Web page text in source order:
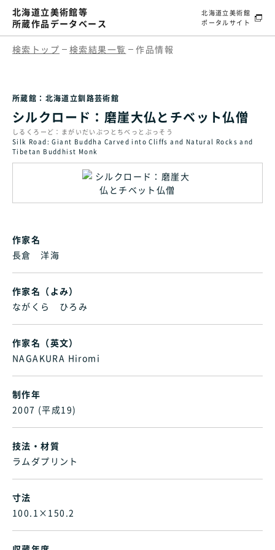
北海道立美術館等
所蔵作品データベース
北海道立美術館
ポータルサイト
検索トップ 検索結果一覧 作品情報
所蔵館：北海道立釧路芸術館
シルクロード：磨崖大仏とチベット仏僧
しるくろーど：まがいだいぶつとちべっとぶっそう
Silk Road: Giant Buddha Carved into Cliffs and Natural Rocks and
Tibetan Buddhist Monk
作家名
長倉 洋海
作家名（よみ）
ながくら ひろみ
作家名（英文）
NAGAKURA Hiromi
制作年
2007 (平成19)
技法・材質
ラムダプリント
寸法
100.1×150.2